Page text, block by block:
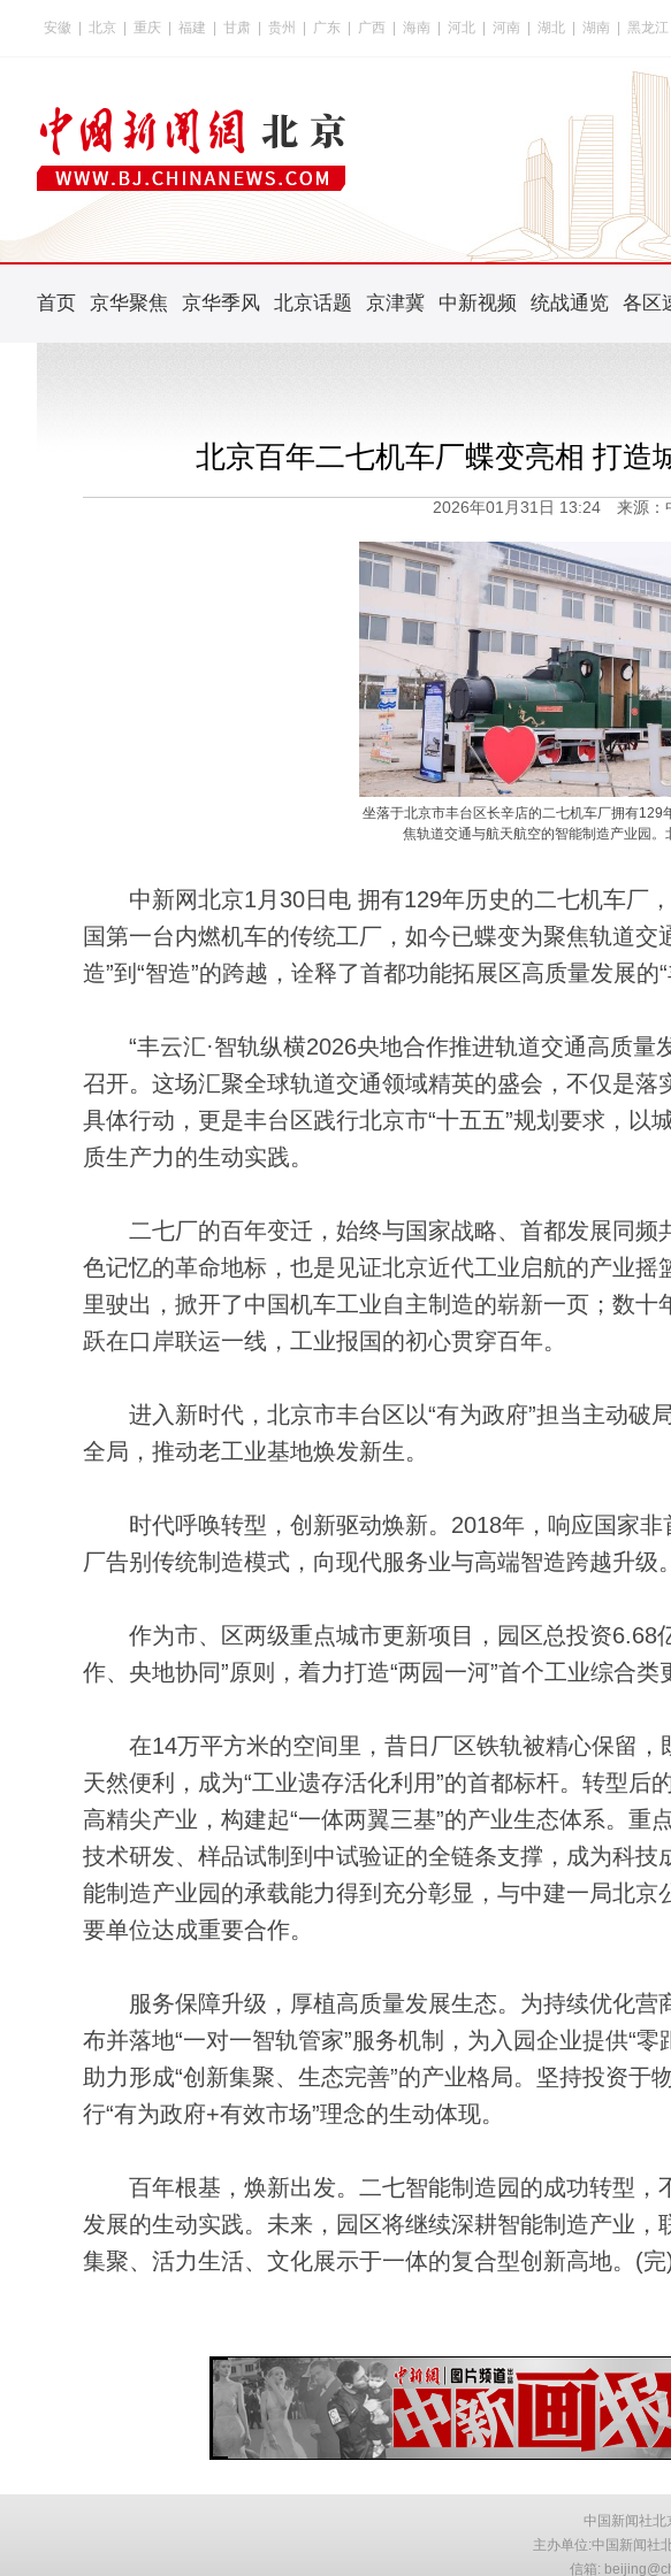
安徽 北京 重庆 福建 甘肃 贵州 广东 广西 海南 河北 河南 湖北 湖南 黑龙江
首页 京华聚焦 京华季风 北京话题 京津冀 中新视频 统战通览 各区
北京百年二七机车厂蝶变亮相 打造
2026年01月31日 13:24 来源：
坐落于北京市丰台区长辛店的二七机车厂拥有129
焦轨道交通与航天航空的智能制造产业园。
中新网北京1月30日电 拥有129年历史的二七机车厂，
国第一台内燃机车的传统工厂，如今已蝶变为聚焦轨道交
造”到“智造”的跨越，诠释了首都功能拓展区高质量发展的“
“丰云汇·智轨纵横2026央地合作推进轨道交通高质量
召开。这场汇聚全球轨道交通领域精英的盛会，不仅是
具体行动，更是丰台区践行北京市“十五五”规划要求，以
质生产力的生动实践。
二七厂的百年变迁，始终与国家战略、首都发展同频
色记忆的革命地标，也是见证北京近代工业启航的产业
里驶出，掀开了中国机车工业自主制造的崭新一页；数
跃在口岸联运一线，工业报国的初心贯穿百年。
进入新时代，北京市丰台区以“有为政府”担当主动破
全局，推动老工业基地焕发新生。
时代呼唤转型，创新驱动焕新。2018年，响应国家非
厂告别传统制造模式，向现代服务业与高端智造跨越升级。
作为市、区两级重点城市更新项目，园区总投资6.68
作、央地协同”原则，着力打造“两园一河”首个工业综合类
在14万平方米的空间里，昔日厂区铁轨被精心保留，
天然便利，成为“工业遗存活化利用”的首都标杆。转型后
高精尖产业，构建起“一体两翼三基”的产业生态体系。重
技术研发、样品试制到中试验证的全链条支撑，成为科技
能制造产业园的承载能力得到充分彰显，与中建一局北
要单位达成重要合作。
服务保障升级，厚植高质量发展生态。为持续优化营
布并落地“一对一智轨管家”服务机制，为入园企业提供“
助力形成“创新集聚、生态完善”的产业格局。坚持投资于
行“有为政府+有效市场”理念的生动体现。
百年根基，焕新出发。二七智能制造园的成功转型，
发展的生动实践。未来，园区将继续深耕智能制造产业
集聚、活力生活、文化展示于一体的复合型创新高地。(完
中国新闻社北
主办单位:中国新闻社
信箱: